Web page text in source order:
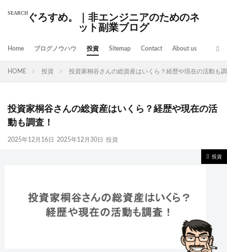
ぐろすめ。｜非エンジニアのためのネ
ット副業ブログ
Home ブログノウハウ 投資 Sitemap Contact About us
HOME 投資 投資家桐谷さんの総資産はいくら？経歴や現在の活動も
投資家桐谷さんの総資産はいくら？経歴や現在の活
動も調査！
2025年12月16日 2025年12月30日 投資
投資